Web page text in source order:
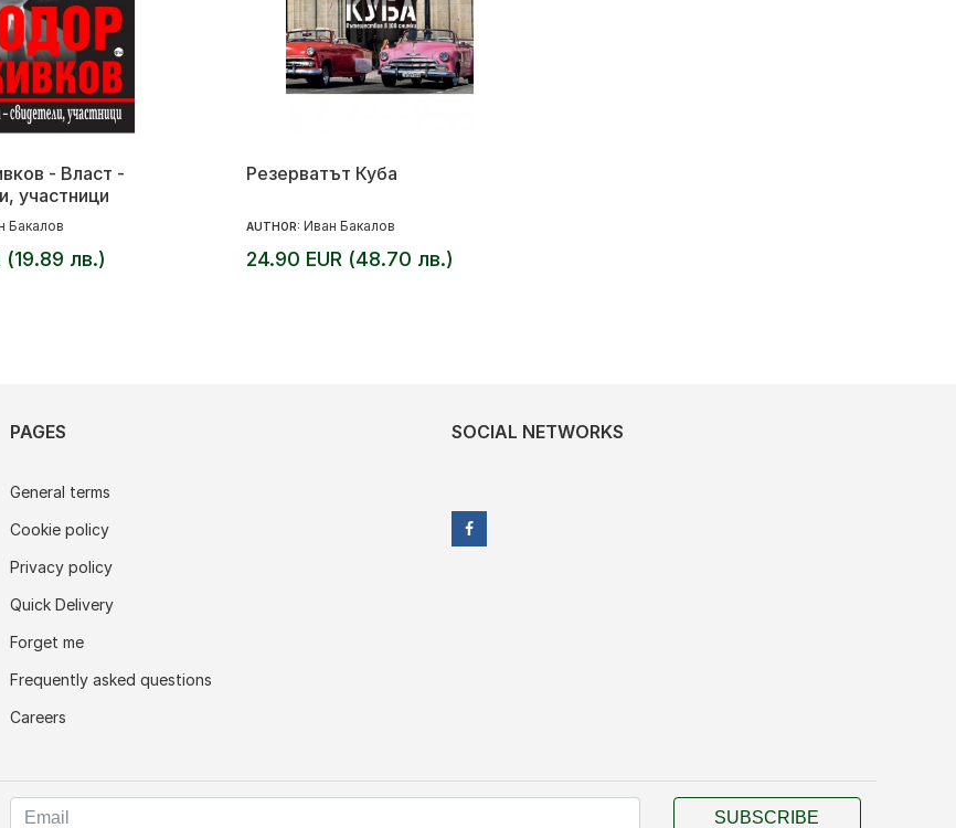
- Власт -
участници
Бакалов
(19.89 лв.)
Резерватът Куба
AUTHOR: Иван Бакалов
24.90 EUR (48.70 лв.)
PAGES
General terms
Cookie policy
Privacy policy
Quick Delivery
Forget me
Frequently asked questions
Careers
SOCIAL NETWORKS
SUBSCRIBE